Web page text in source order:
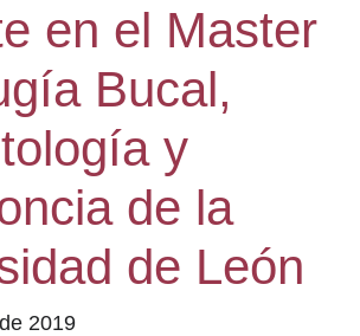
en el Master
Bucal,
y
de la
de León
2019